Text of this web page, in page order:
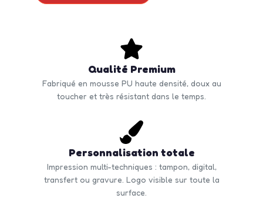
Qualité Premium
Fabriqué en mousse PU haute densité, doux au
toucher et très résistant dans le temps.
Personnalisation totale
Impression multi-techniques : tampon, digital,
transfert ou gravure. Logo visible sur toute la
surface.